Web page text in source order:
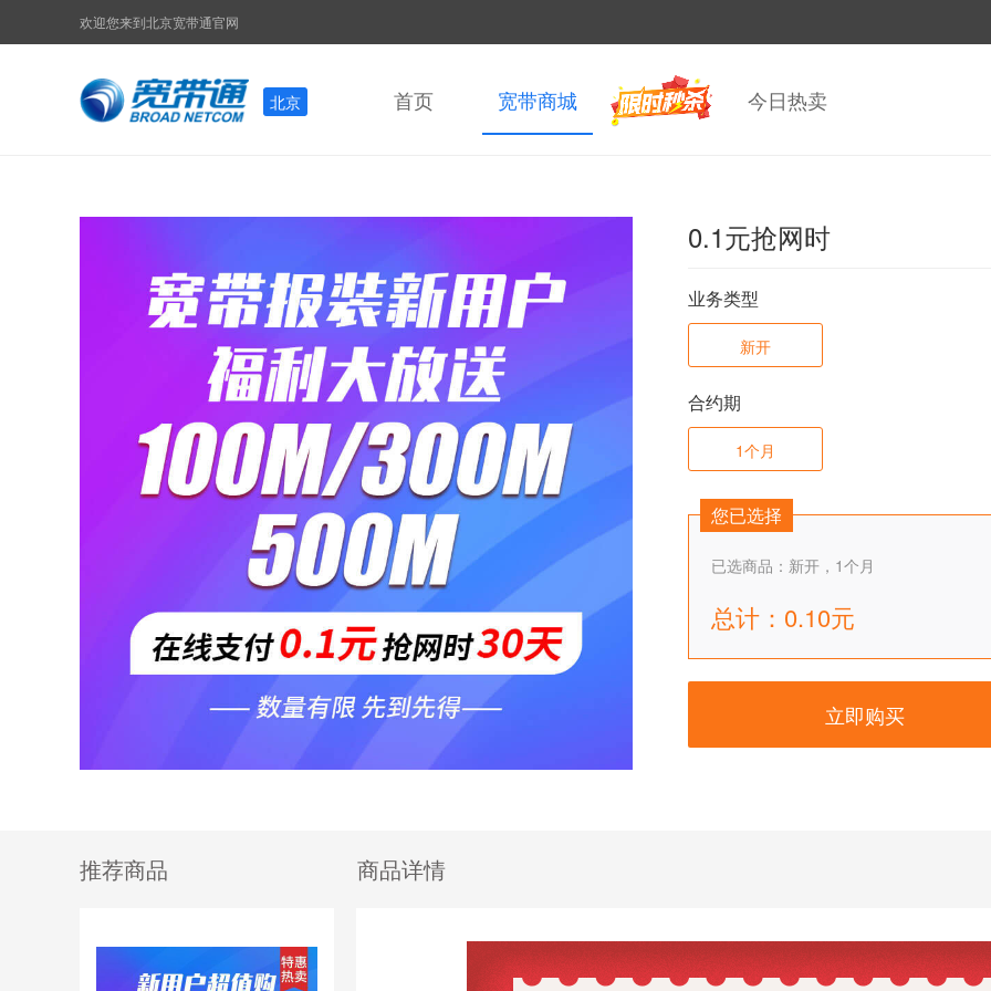
欢迎您来到北京宽带通官网
北京 首页 宽带商城 今日热卖
0.1元抢网时
业务类型
新开
合约期
1个月
您已选择
已选商品： 新开，1个月
总计：0.10元
立即购买
推荐商品 商品详情